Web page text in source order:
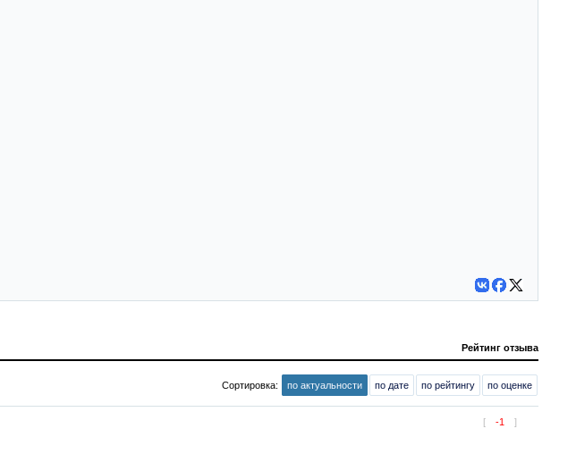
Рейтинг отзыва
Сортировка: по актуальности по дате по рейтингу по оценке
[ -1 ]